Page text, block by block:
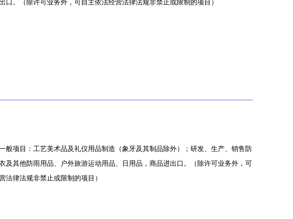
口。（除许可业务外，可自主依法经营法律法规非禁止或限制的项目）
般项目：工艺美术品及礼仪用品制造（象牙及其制品除外）；研发、生产、销售防
及其他防雨用品、户外旅游运动用品、日用品，商品进出口。（除许可业务外，可
法律法规非禁止或限制的项目）